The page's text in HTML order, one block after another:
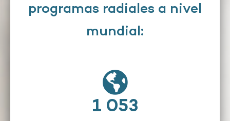
programas radiales a nivel
mundial:
1 053